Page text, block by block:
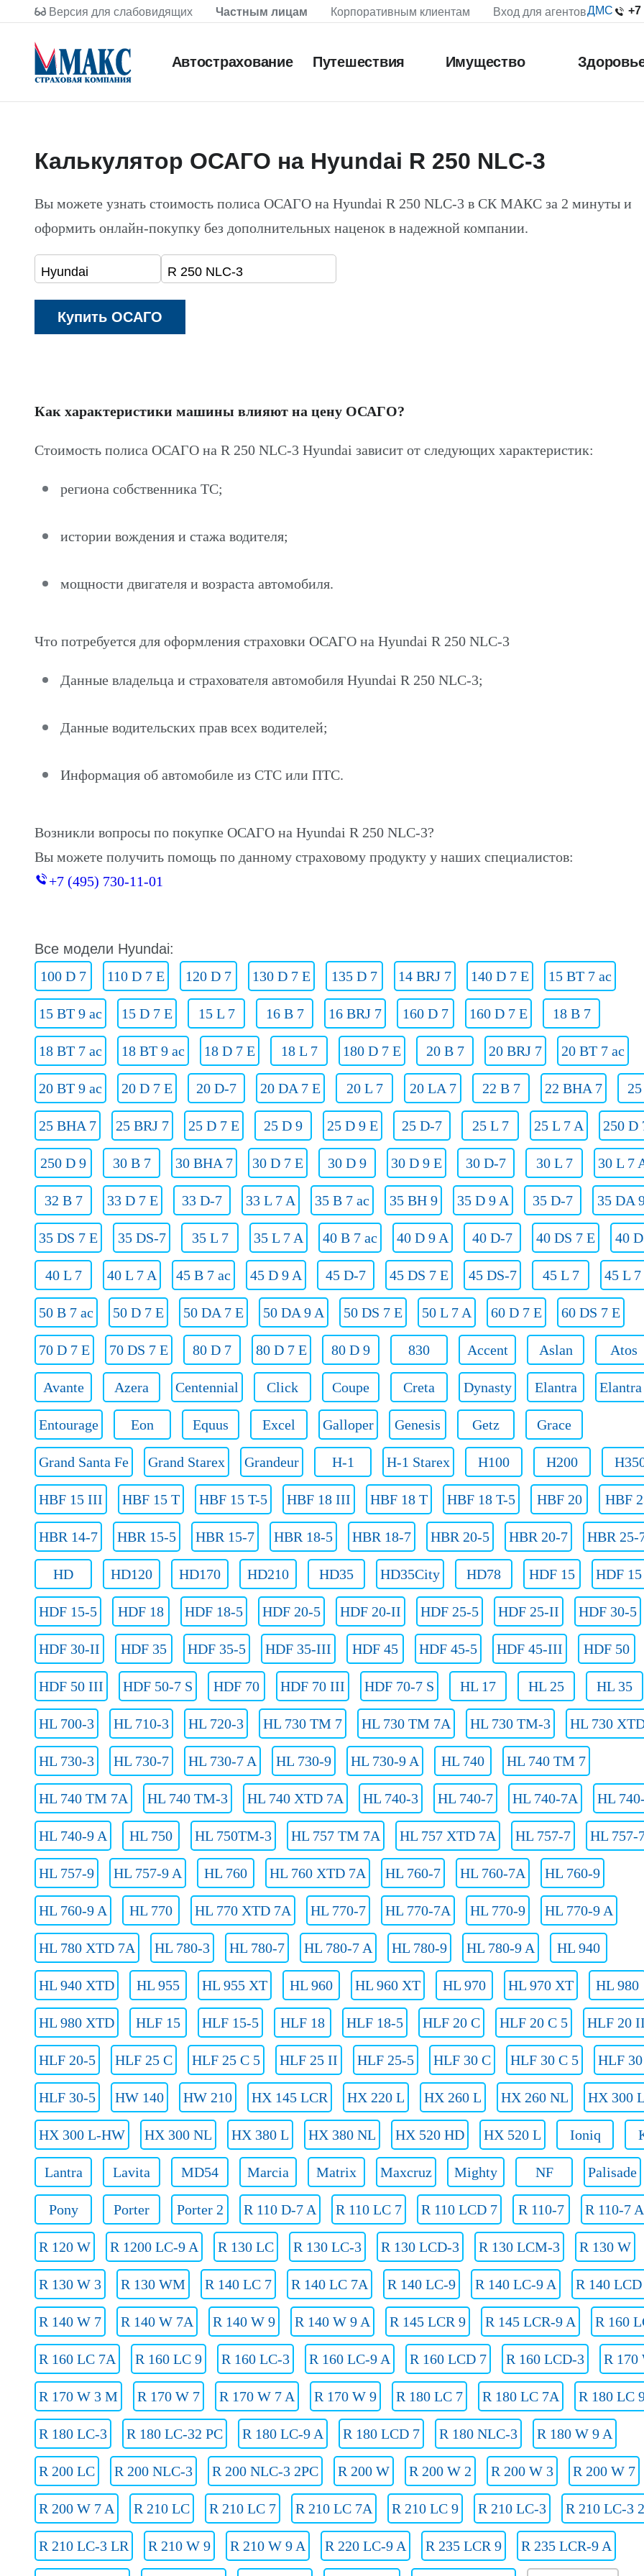
Версия для слабовидящих Частным лицам Корпоративным клиентам Вход для агентовДМС +7
Автострахование Путешествия Имущество
Калькулятор ОСАГО на Hyundai R 250 NLC-3
Вы можете узнать стоимость полиса ОСАГО на Hyundai R 250 NLC-3 в СК МАКС за 2 минуты и
оформить онлайн-покупку без дополнительных наценок в надежной компании.
Как характеристики машины влияют на цену ОСАГО?
Стоимость полиса ОСАГО на R 250 NLC-3 Hyundai зависит от следующих характеристик:
региона собственника ТС;
истории вождения и стажа водителя;
мощности двигателя и возраста автомобиля.
Что потребуется для оформления страховки ОСАГО на Hyundai R 250 NLC-3
Данные владельца и страхователя автомобиля Hyundai R 250 NLC-3;
Данные водительских прав всех водителей;
Информация об автомобиле из СТС или ПТС.
Возникли вопросы по покупке ОСАГО на Hyundai R 250 NLC-3?
Вы можете получить помощь по данному страховому продукту у наших специалистов:
+7 (495) 730-11-01
Все модели Hyundai:
100 D 7
110 D 7 E 120 D 7 130 D 7 E 135 D 7 14 BRJ 7 140 D 7 E 15 BT 7 ac
15 BT 9 ac 15 D 7 E 15 L 7 16 B 7 16 BRJ 7 160 D 7 160 D 7 E 18 B 7
18 BT 7 ac 18 BT 9 ac 18 D 7 E 18 L 7 180 D 7 E 20 B 7 20 BRJ 7 20 BT 7 ac
20 BT 9 ac 20 D 7 E 20 D-7 20 DA 7 E 20 L 7 20 LA 7 22 B 7 22 BHA 7
25 BHA 7 25 BRJ 7 25 D 7 E 25 D 9 25 D 9 E 25 D-7 25 L 7 25 L 7 A 250 D
250 D 9 30 B 7 30 BHA 7 30 D 7 E 30 D 9 30 D 9 E 30 D-7 30 L 7 30 L 7
32 B 7 33 D 7 E 33 D-7 33 L 7 A 35 B 7 ac 35 BH 9 35 D 9 A 35 D-7 35 DA
35 DS 7 E 35 DS-7 35 L 7 35 L 7 A 40 B 7 ac 40 D 9 A 40 D-7 40 DS 7 E 40
40 L 7 40 L 7 A 45 B 7 ac 45 D 9 A 45 D-7 45 DS 7 E 45 DS-7 45 L 7 45 L 7
50 B 7 ac 50 D 7 E 50 DA 7 E 50 DA 9 A 50 DS 7 E 50 L 7 A 60 D 7 E 60 DS 7 E
70 D 7 E 70 DS 7 E 80 D 7 80 D 7 E 80 D 9 830 Accent Aslan Atos
Avante Azera Centennial Click Coupe Creta Dynasty Elantra
Entourage Eon Equus Excel Galloper Genesis Getz Grace
Grand Santa Fe Grand Starex Grandeur H-1 H-1 Starex H100 H200
HBF 15 III HBF 15 T HBF 15 T-5 HBF 18 III HBF 18 T HBF 18 T-5 HBF 20 HBF
HBR 14-7 HBR 15-5 HBR 15-7 HBR 18-5 HBR 18-7 HBR 20-5 HBR 20-7 HBR 25-
HD HD120 HD170 HD210 HD35 HD35City HD78 HDF 15 HDF
HDF 15-5 HDF 18 HDF 18-5 HDF 20-5 HDF 20-II HDF 25-5 HDF 25-II HDF 30-5
HDF 30-II HDF 35 HDF 35-5 HDF 35-III HDF 45 HDF 45-5 HDF 45-III HDF 50
HDF 50 III HDF 50-7 S HDF 70 HDF 70 III HDF 70-7 S HL 17 HL 25 HL 35
HL 700-3 HL 710-3 HL 720-3 HL 730 TM 7 HL 730 TM 7A HL 730 TM-3 HL 730
HL 730-3 HL 730-7 HL 730-7 A HL 730-9 HL 730-9 A HL 740 HL 740 TM 7
HL 740 TM 7A HL 740 TM-3 HL 740 XTD 7A HL 740-3 HL 740-7 HL 740-7A HL
HL 740-9 A HL 750 HL 750TM-3 HL 757 TM 7A HL 757 XTD 7A HL 757-7 HL 757-
HL 757-9 HL 757-9 A HL 760 HL 760 XTD 7A HL 760-7 HL 760-7A HL 760-9
HL 760-9 A HL 770 HL 770 XTD 7A HL 770-7 HL 770-7A HL 770-9 HL 770-9 A
HL 780 XTD 7A HL 780-3 HL 780-7 HL 780-7 A HL 780-9 HL 780-9 A HL 940
HL 940 XTD HL 955 HL 955 XT HL 960 HL 960 XT HL 970 HL 970 XT HL 980
HL 980 XTD HLF 15 HLF 15-5 HLF 18 HLF 18-5 HLF 20 C HLF 20 C 5 HLF 20 II
HLF 20-5 HLF 25 C HLF 25 C 5 HLF 25 II HLF 25-5 HLF 30 C HLF 30 C 5 HLF
HLF 30-5 HW 140 HW 210 HX 145 LCR HX 220 L HX 260 L HX 260 NL HX 300 L
HX 300 L-HW HX 300 NL HX 380 L HX 380 NL HX 520 HD HX 520 L Ioniq
Lantra Lavita MD54 Marcia Matrix Maxcruz Mighty NF Palisade
Pony Porter Porter 2 R 110 D-7 A R 110 LC 7 R 110 LCD 7 R 110-7 R 110-7 A
R 120 W R 1200 LC-9 A R 130 LC R 130 LC-3 R 130 LCD-3 R 130 LCM-3 R 130 W
R 130 W 3 R 130 WM R 140 LC 7 R 140 LC 7A R 140 LC-9 R 140 LC-9 A R 140
R 140 W 7 R 140 W 7A R 140 W 9 R 140 W 9 A R 145 LCR 9 R 145 LCR-9 A R 160
R 160 LC 7A R 160 LC 9 R 160 LC-3 R 160 LC-9 A R 160 LCD 7 R 160 LCD-3 R 170
R 170 W 3 M R 170 W 7 R 170 W 7 A R 170 W 9 R 180 LC 7 R 180 LC 7A R 180 LC
R 180 LC-3 R 180 LC-32 PC R 180 LC-9 A R 180 LCD 7 R 180 NLC-3 R 180 W 9 A
R 200 LC R 200 NLC-3 R 200 NLC-3 2PC R 200 W R 200 W 2 R 200 W 3 R 200 W 7
R 200 W 7 A R 210 LC R 210 LC 7 R 210 LC 7A R 210 LC 9 R 210 LC-3 R 210 LC-3
R 210 LC-3 LR R 210 W 9 R 210 W 9 A R 220 LC-9 A R 235 LCR 9 R 235 LCR-9 A